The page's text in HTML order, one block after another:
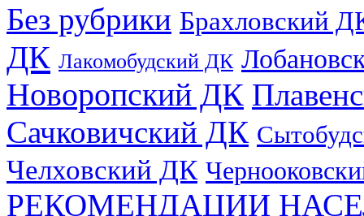
Без рубрики Брахловский
ДК Лакомобудский ДК
Новоропский ДК
Сачковичский ДК
Челховский ДК
РЕКОМЕНДАЦИИ